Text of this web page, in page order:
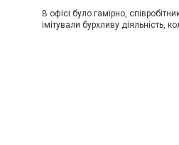
В офісі було гамірно,
імітували бурхливу діяльність,